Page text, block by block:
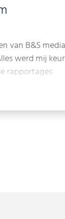
van B&S
werd mij
rapportages